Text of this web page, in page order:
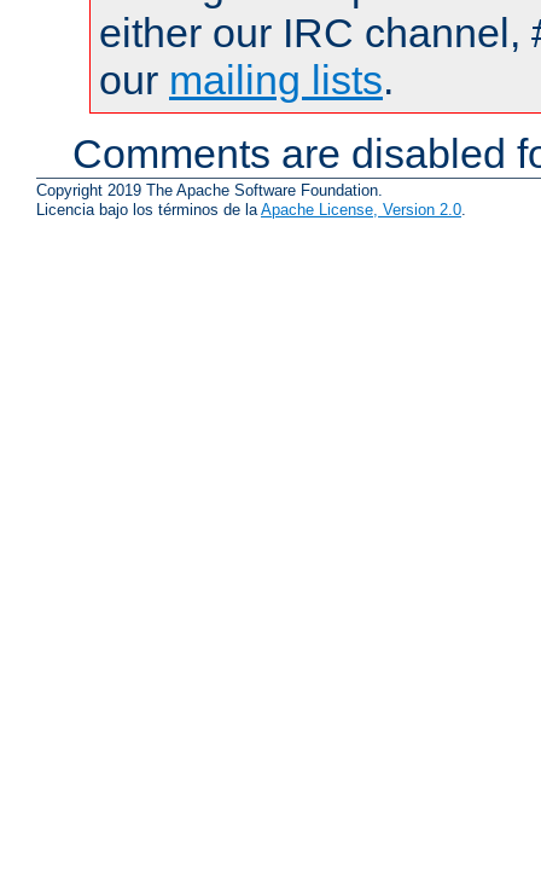
either our IRC channel,
our mailing lists.
Comments are disabled
Copyright 2019 The Apache Software Foundation.
Licencia bajo los términos de laApache License, Version 2.0.